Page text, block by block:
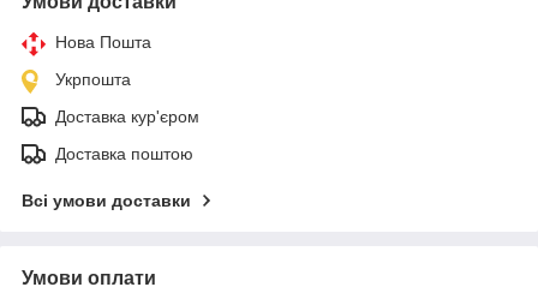
Нова Пошта
Укрпошта
Доставка кур'єром
Доставка поштою
Всі умови доставки
Умови оплати